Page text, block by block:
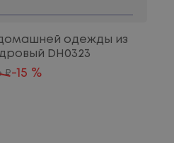
одежды из
DH0323
₽-15 %